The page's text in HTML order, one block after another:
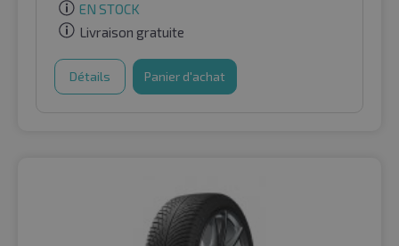
EN STOCK
Livraison gratuite
Détails Panier d'achat